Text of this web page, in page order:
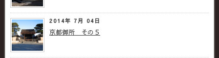
2014年 7月 04日
京都御所 その５